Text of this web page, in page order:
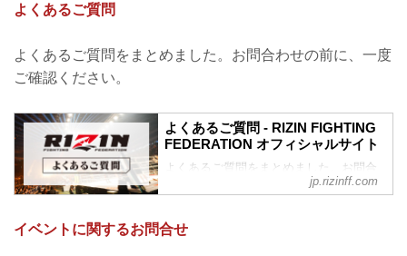
S Seat：¥14,300
Sunday, Jan 21st, 10:00am to Friday, Feb
16th, 6:00pm(JST)
*May be end o...
よくあるご質問
よくあるご質問をまとめました。お問合わせの前に、一度
ご確認ください。
よくあるご質問 - RIZIN FIGHTING
FEDERATION オフィシャルサイト
よくあるご質問をまとめました。お問合
わせの前に、一度ご確認下さい。
Q.1 より良い席で観戦したいのですが、
どの先行でチケットを買うと一番良い席
jp.rizinff.com
イベントに関するお問合せ